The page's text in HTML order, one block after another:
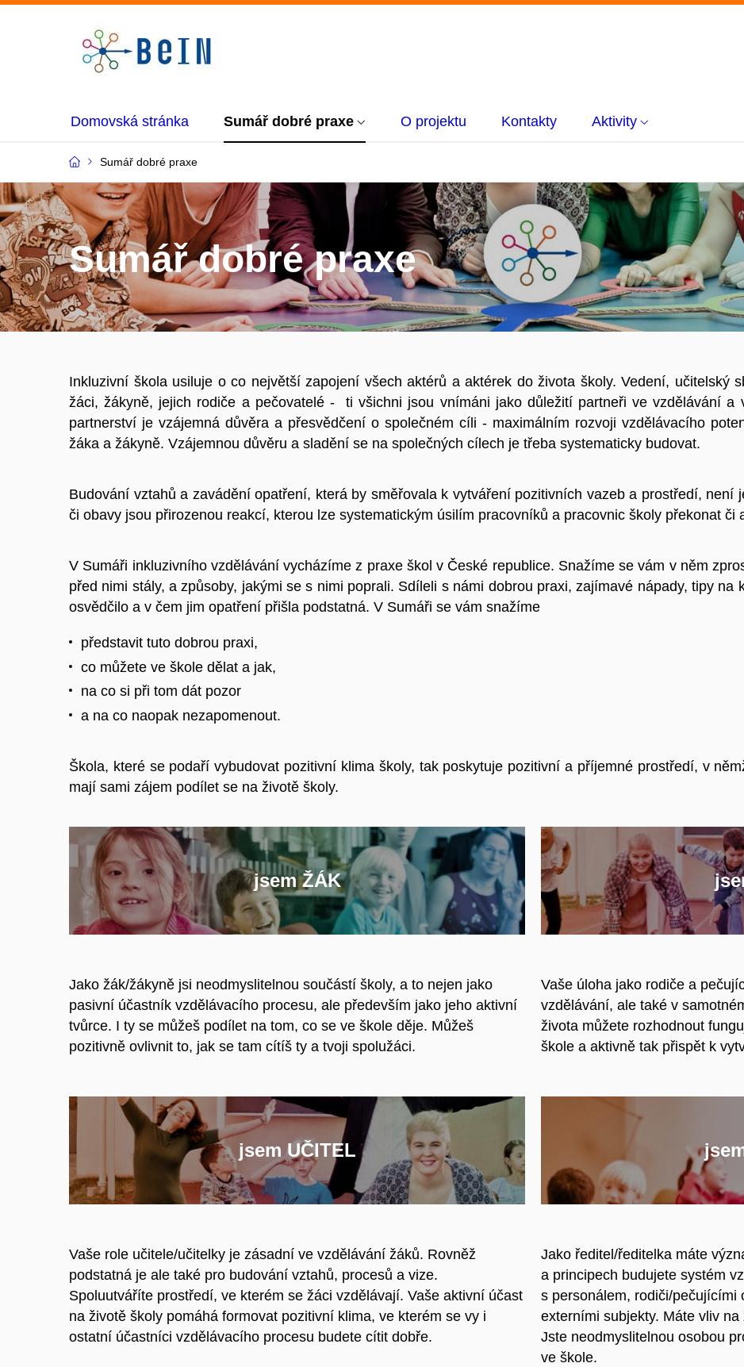
Domovská stránka Sumář dobré praxe O projektu Kontakty Aktivity
Sumář dobré praxe
Sumář dobré praxe
Inkluzivní škola usiluje o co největší zapojení všech aktérů a aktérek do života školy. Vedení, učitelský
žáci, žákyně, jejich rodiče a pečovatelé - ti všichni jsou vnímáni jako důležití partneři ve vzdělávání a
partnerství je vzájemná důvěra a přesvědčení o společném cíli - maximálním rozvoji vzdělávacího
žáka a žákyně. Vzájemnou důvěru a sladění se na společných cílech je třeba systematicky budovat.
Budování vztahů a zavádění opatření, která by směřovala k vytváření pozitivních vazeb a prostředí, není
či obavy jsou přirozenou reakcí, kterou lze systematickým úsilím pracovníků a pracovnic školy překonat či
V Sumáři inkluzivního vzdělávání vycházíme z praxe škol v České republice. Snažíme se vám v něm
před nimi stály, a způsoby, jakými se s nimi poprali. Sdíleli s námi dobrou praxi, zajímavé nápady, tipy na
osvědčilo a v čem jim opatření přišla podstatná. V Sumáři se vám snažíme
představit tuto dobrou praxi,
co můžete ve škole dělat a jak,
na co si při tom dát pozor
a na co naopak nezapomenout.
Škola, které se podaří vybudovat pozitivní klima školy, tak poskytuje pozitivní a příjemné prostředí, v
mají sami zájem podílet se na životě školy.
jsem ŽÁK
Jako žák/žákyně jsi neodmyslitelnou součástí školy, a to nejen jako
pasivní účastník vzdělávacího procesu, ale především jako jeho aktivní
tvůrce. I ty se můžeš podílet na tom, co se ve škole děje. Můžeš
pozitivně ovlivnit to, jak se tam cítíš ty a tvoji spolužáci.
Vaše úloha jako rodiče a
vzdělávání, ale také v
života můžete rozhodnout
škole a aktivně tak přispět k
jsem UČITEL
Vaše role učitele/učitelky je zásadní ve vzdělávání žáků. Rovněž
podstatná je ale také pro budování vztahů, procesů a vize.
Spoluutváříte prostředí, ve kterém se žáci vzdělávají. Vaše aktivní účast
na životě školy pomáhá formovat pozitivní klima, ve kterém se vy i
ostatní účastníci vzdělávacího procesu budete cítit dobře.
Jako ředitel/ředitelka máte
a principech budujete systém
s personálem, rodiči/pečujícími
externími subjekty. Máte vliv
Jste neodmyslitelnou osobou
ve škole.